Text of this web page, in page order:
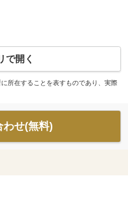
で開く
所在することを表すものであり、実際
わせ(無料)